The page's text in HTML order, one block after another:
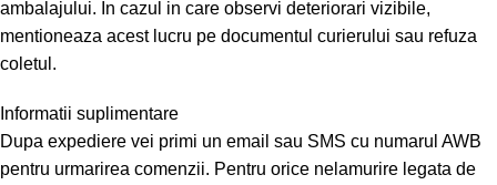
ambalajului. In cazul in care observi deteriorari vizibile,
mentioneaza acest lucru pe documentul curierului sau refuza
coletul.
Informatii suplimentare
Dupa expediere vei primi un email sau SMS cu numarul AWB
pentru urmarirea comenzii. Pentru orice nelamurire legata de